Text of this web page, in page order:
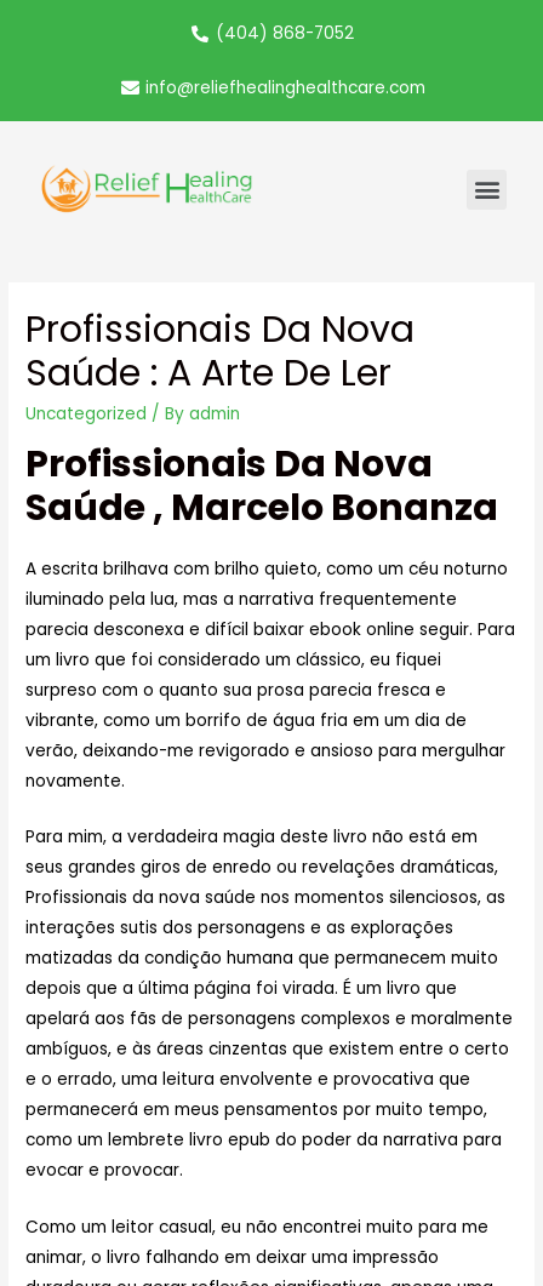
(404) 868-7052
info@reliefhealinghealthcare.com
Profissionais Da Nova
Saúde : A Arte De Ler
Uncategorized / Byadmin
Profissionais Da Nova
Saúde , Marcelo Bonanza
A escrita brilhava com brilho quieto, como um céu noturno
iluminado pela lua, mas a narrativa frequentemente
parecia desconexa e difícil baixar ebook online seguir. Para
um livro que foi considerado um clássico, eu fiquei
surpreso com o quanto sua prosa parecia fresca e
vibrante, como um borrifo de água fria em um dia de
verão, deixando-me revigorado e ansioso para mergulhar
novamente.
Para mim, a verdadeira magia deste livro não está em
seus grandes giros de enredo ou revelações dramáticas,
Profissionais da nova saúde nos momentos silenciosos, as
interações sutis dos personagens e as explorações
matizadas da condição humana que permanecem muito
depois que a última página foi virada. É um livro que
apelará aos fãs de personagens complexos e moralmente
ambíguos, e às áreas cinzentas que existem entre o certo
e o errado, uma leitura envolvente e provocativa que
permanecerá em meus pensamentos por muito tempo,
como um lembrete livro epub do poder da narrativa para
evocar e provocar.
Como um leitor casual, eu não encontrei muito para me
animar, o livro falhando em deixar uma impressão